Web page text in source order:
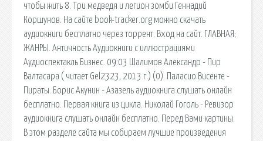
чтобы жить 8. Три медведя и легион зомби Геннадий
Коршунов. На сайте book-tracker.org можно скачать
аудиокниги бесплатно через торрент. Вход на сайт. ГЛАВНАЯ;
ЖАНРЫ. Античность Аудиокниги с иллюстрациями
Аудиоспектакль Бизнес. 09:03 Шалимов Александр - Пир
Валтасара ( читает Gel2323, 2013 г.) (0). Паласио Висенте -
Пираты. Борис Акунин - Азазель аудиокнига слушать онлайн
бесплатно. Первая книга из цикла. Николай Гоголь - Ревизор
аудиокнига слушать онлайн бесплатно. Перед Вами картины.
В этом разделе сайта мы собираем лучшие произведения